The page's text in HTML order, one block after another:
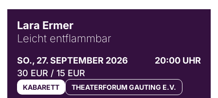
Lara Ermer
Leicht entflammbar
SO., 27. SEPTEMBER 2026
20:00 UHR
30 EUR / 15 EUR
KABARETT THEATERFORUM GAUTING E.V.